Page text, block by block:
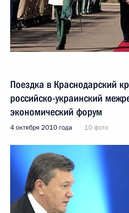
Поездка в Краснодарский
российско-украинский
экономический форум
4 октября 2010 года 10 фото